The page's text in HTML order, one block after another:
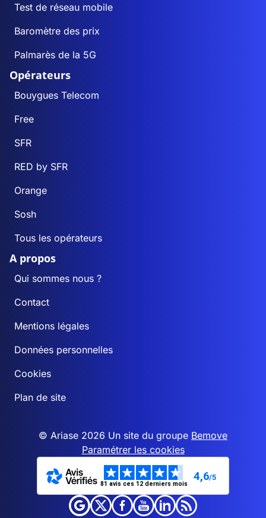
Test de réseau mobile
Baromètre des prix
Palmarès de la 5G
Opérateurs
Bouygues Telecom
Free
SFR
RED by SFR
Orange
Sosh
Tous les opérateurs
A propos
Qui sommes nous ?
Contact
Mentions légales
Données personnelles
Cookies
Plan de site
© Ariase 2026 Un site du groupe Bemove
Paramétrer les cookies
81 avis ces 12 derniers mois
4,6/5